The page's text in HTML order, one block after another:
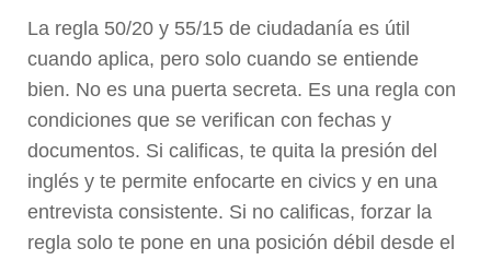
La regla 50/20 y 55/15 de ciudadanía es útil
cuando aplica, pero solo cuando se entiende
bien. No es una puerta secreta. Es una regla con
condiciones que se verifican con fechas y
documentos. Si calificas, te quita la presión del
inglés y te permite enfocarte en civics y en una
entrevista consistente. Si no calificas, forzar la
regla solo te pone en una posición débil desde el